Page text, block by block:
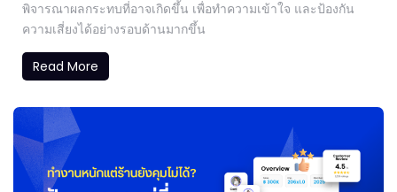
พิจารณาผลกระทบที่อาจเกิดขึ้น เพื่อทำความเข้าใจ และป้องกัน
ความเสี่ยงได้อย่างรอบด้านมากขึ้น
Read More